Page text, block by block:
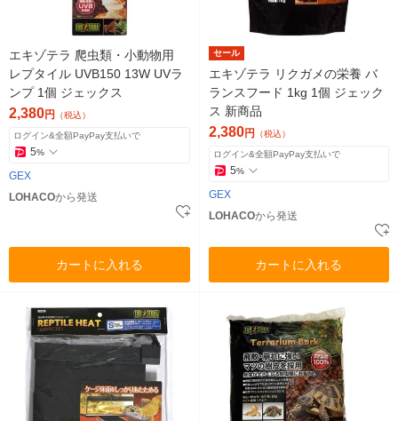
エキゾテラ 爬虫類・小動物用
レプタイル UVB150 13W UVラ
ンプ 1個 ジェックス
2,380円 （税込）
ログイン&全額PayPay支払いで
5%
GEX
LOHACOから発送
カートに入れる
セール
エキゾテラ リクガメの栄養 バ
ランスフード 1kg 1個 ジェック
ス 新商品
2,380円 （税込）
ログイン&全額PayPay支払いで
5%
GEX
LOHACOから発送
カートに入れる